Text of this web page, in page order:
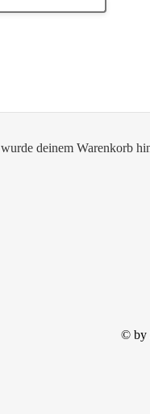
wurde deinem Warenkorb
© by